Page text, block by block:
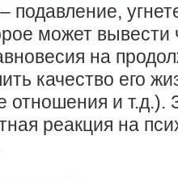
подавление,
может вывести
на
качество его
отношения и т.д.).
реакция на